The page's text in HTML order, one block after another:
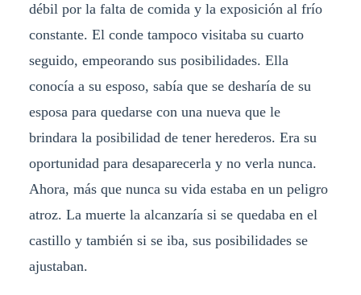
débil por la falta de comida y la exposición al frío
constante. El conde tampoco visitaba su cuarto
seguido, empeorando sus posibilidades. Ella
conocía a su esposo, sabía que se desharía de su
esposa para quedarse con una nueva que le
brindara la posibilidad de tener herederos. Era su
oportunidad para desaparecerla y no verla nunca.
Ahora, más que nunca su vida estaba en un peligro
atroz. La muerte la alcanzaría si se quedaba en el
castillo y también si se iba, sus posibilidades se
ajustaban.